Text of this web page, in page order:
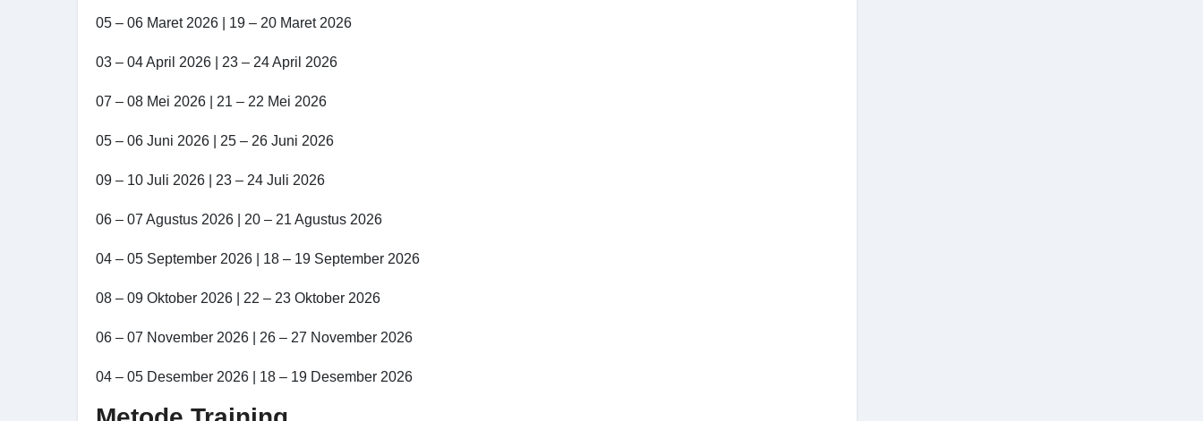
05 – 06 Maret 2026 | 19 – 20 Maret 2026
03 – 04 April 2026 | 23 – 24 April 2026
07 – 08 Mei 2026 | 21 – 22 Mei 2026
05 – 06 Juni 2026 | 25 – 26 Juni 2026
09 – 10 Juli 2026 | 23 – 24 Juli 2026
06 – 07 Agustus 2026 | 20 – 21 Agustus 2026
04 – 05 September 2026 | 18 – 19 September 2026
08 – 09 Oktober 2026 | 22 – 23 Oktober 2026
06 – 07 November 2026 | 26 – 27 November 2026
04 – 05 Desember 2026 | 18 – 19 Desember 2026